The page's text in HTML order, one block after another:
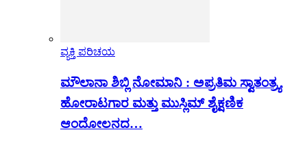
ವ್ಯಕ್ತಿ ಪರಿಚಯ
ಮೌಲಾನಾ ಶಿಬ್ಲಿ ನೋಮಾನಿ : ಅಪ್ರತಿಮ ಸ್ವಾತಂತ್ರ್ಯ
ಹೋರಾಟಗಾರ ಮತ್ತು ಮುಸ್ಲಿಮ್ ಶೈಕ್ಷಣಿಕ
ಆಂದೋಲನದ…